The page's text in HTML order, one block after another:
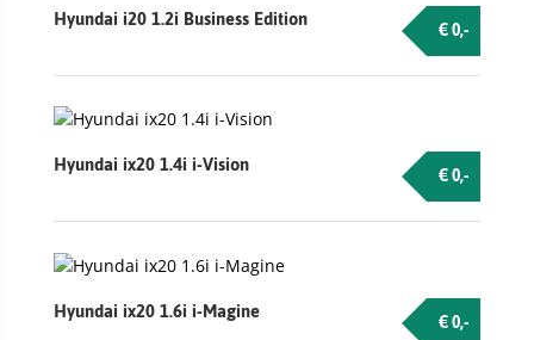
Hyundai i20 1.2i Business Edition € 0,-
Hyundai ix20 1.4i i-Vision € 0,-
Hyundai ix20 1.6i i-Magine € 0,-